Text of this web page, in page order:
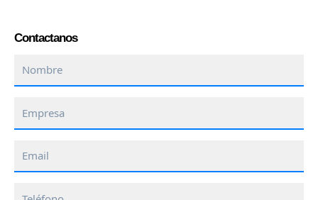
Contactanos
Nombre
Email
Teléfono